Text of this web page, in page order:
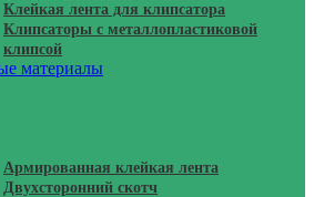
Клейкая лента для клипсатора
Клипсаторы с металлопластиковой
клипсой
материалы
Армированная клейкая лента
Двухсторонний скотч